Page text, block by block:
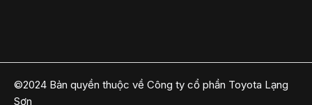
©2024 Bản quyền thuộc về Công ty cổ phần Toyota Lạng
Sơn